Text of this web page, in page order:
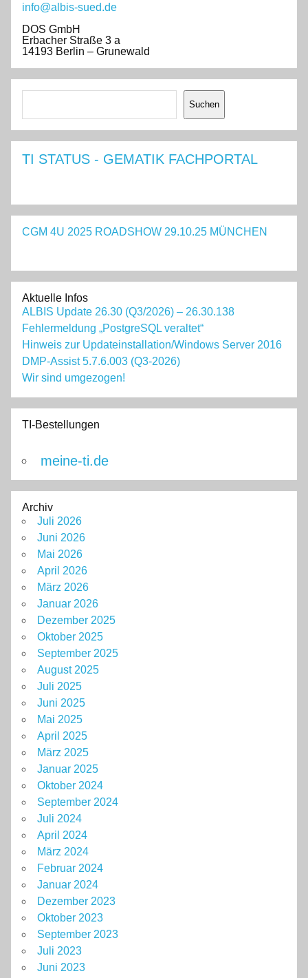
info@albis-sued.de
DOS GmbH
Erbacher Straße 3 a
14193 Berlin – Grunewald
Suchen
Suchen
TI STATUS - GEMATIK FACHPORTAL
CGM 4U 2025 ROADSHOW 29.10.25 MÜNCHEN
Aktuelle Infos
ALBIS Update 26.30 (Q3/2026) – 26.30.138
Fehlermeldung „PostgreSQL veraltet“
Hinweis zur Updateinstallation/Windows Server 2016
DMP-Assist 5.7.6.003 (Q3-2026)
Wir sind umgezogen!
TI-Bestellungen
meine-ti.de
Archiv
Juli 2026
Juni 2026
Mai 2026
April 2026
März 2026
Januar 2026
Dezember 2025
Oktober 2025
September 2025
August 2025
Juli 2025
Juni 2025
Mai 2025
April 2025
März 2025
Januar 2025
Oktober 2024
September 2024
Juli 2024
April 2024
März 2024
Februar 2024
Januar 2024
Dezember 2023
Oktober 2023
September 2023
Juli 2023
Juni 2023